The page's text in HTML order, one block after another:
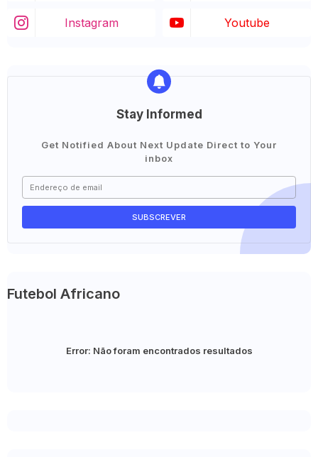
Instagram Youtube
Stay Informed
Get Notified About Next Update Direct to Your
inbox
Futebol Africano
Error: Não foram encontrados resultados